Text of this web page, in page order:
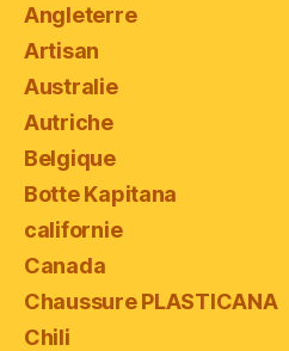
Angleterre
Artisan
Australie
Autriche
Belgique
Botte Kapitana
californie
Canada
Chaussure PLASTICANA
Chili